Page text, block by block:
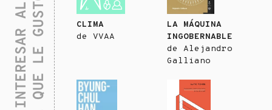
CLIMA
de VVAA
LA MÁQUINA
INGOBERNABLE
de Alejandro
Galliano